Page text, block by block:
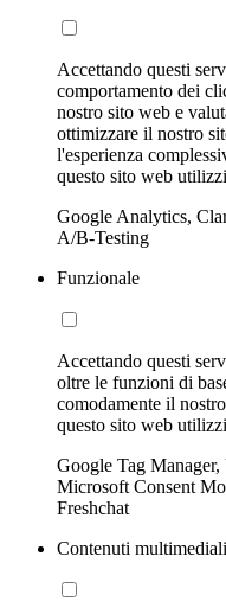
Accettando questi
comportamento dei
nostro sito web e
ottimizzare il nostro
l'esperienza
questo sito web
Google Analytics,
A/B-Testing
Funzionale
Accettando questi
oltre le funzioni di
comodamente il
questo sito web
Google Tag
Microsoft Consent
Freshchat
Contenuti